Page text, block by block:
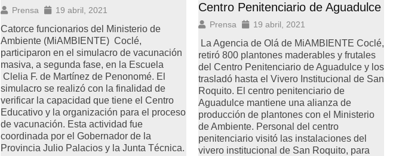
Prensa 19 abril, 2021
Catorce funcionarios del Ministerio de
Ambiente (MiAMBIENTE) Coclé,
participaron en el simulacro de vacunación
masiva, a segunda fase, en la Escuela
Clelia F. de Martínez de Penonomé. El
simulacro se realizó con la finalidad de
verificar la capacidad que tiene el Centro
Educativo y la organización para el proceso
de vacunación. Esta actividad fue
coordinada por el Gobernador de la
Provincia Julio Palacios y la Junta Técnica.
Centro Penitenciario de Aguadulce
Prensa 19 abril, 2021
La Agencia de Olá de MiAMBIENTE Coclé,
retiró 800 plantones maderables y frutales
del Centro Penitenciario de Aguadulce y los
trasladó hasta el Vivero Institucional de San
Roquito. El centro penitenciario de
Aguadulce mantiene una alianza de
producción de plantones con el Ministerio
de Ambiente. Personal del centro
penitenciario visitó las instalaciones del
vivero institucional de San Roquito, para